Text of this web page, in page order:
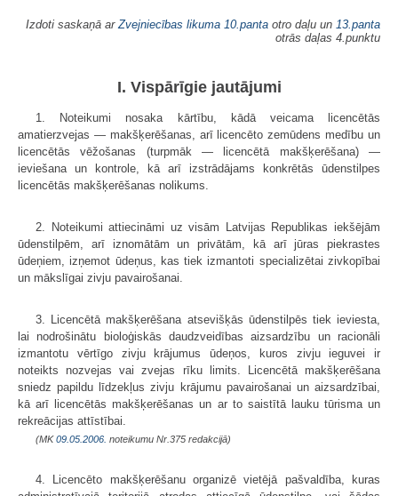
Izdoti saskaņā ar Zvejniecības likuma 10.panta otro daļu un 13.panta
otrās daļas 4.punktu
I. Vispārīgie jautājumi
1. Noteikumi nosaka kārtību, kādā veicama licencētās
amatierzvejas — makšķerēšanas, arī licencēto zemūdens medību un
licencētās vēžošanas (turpmāk — licencētā makšķerēšana) —
ieviešana un kontrole, kā arī izstrādājams konkrētās ūdenstilpes
licencētās makšķerēšanas nolikums.
2. Noteikumi attiecināmi uz visām Latvijas Republikas iekšējām
ūdenstilpēm, arī iznomātām un privātām, kā arī jūras piekrastes
ūdeņiem, izņemot ūdeņus, kas tiek izmantoti specializētai zivkopībai
un mākslīgai zivju pavairošanai.
3. Licencētā makšķerēšana atsevišķās ūdenstilpēs tiek ieviesta,
lai nodrošinātu bioloģiskās daudzveidības aizsardzību un racionāli
izmantotu vērtīgo zivju krājumus ūdeņos, kuros zivju ieguvei ir
noteikts nozvejas vai zvejas rīku limits. Licencētā makšķerēšana
sniedz papildu līdzekļus zivju krājumu pavairošanai un aizsardzībai,
kā arī licencētās makšķerēšanas un ar to saistītā lauku tūrisma un
rekreācijas attīstībai.
(MK09.05.2006. noteikumu Nr.375 redakcijā)
4. Licencēto makšķerēšanu organizē vietējā pašvaldība, kuras